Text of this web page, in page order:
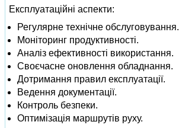
Експлуатаційні аспекти:
Регулярне технічне обслуговування.
Моніторинг продуктивності.
Аналіз ефективності використання.
Своєчасне оновлення обладнання.
Дотримання правил експлуатації.
Ведення документації.
Контроль безпеки.
Оптимізація маршрутів руху.